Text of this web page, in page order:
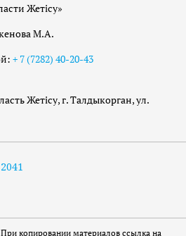
Жетісу»
М.А.
+ 7 (7282) 40-20-43
Жетісу, г. Талдыкорган, ул.
копировании материалов ссылка на